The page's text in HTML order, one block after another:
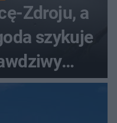
Zdroju, a
szykuje